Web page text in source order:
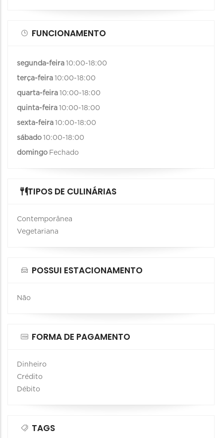
FUNCIONAMENTO
segunda-feira 10:00-18:00
terça-feira 10:00-18:00
quarta-feira 10:00-18:00
quinta-feira 10:00-18:00
sexta-feira 10:00-18:00
sábado 10:00-18:00
domingo Fechado
TIPOS DE CULINÁRIAS
Contemporânea
Vegetariana
POSSUI ESTACIONAMENTO
Não
FORMA DE PAGAMENTO
Dinheiro
Crédito
Débito
TAGS